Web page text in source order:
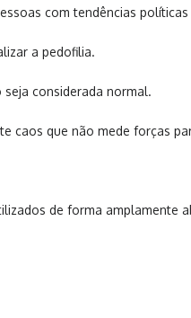
com tendências
a pedofilia.
considerada normal.
caos que não mede forças
de forma amplamente